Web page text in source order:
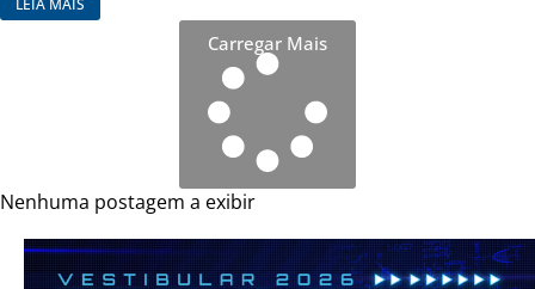
no assunto o nome da vaga desejada e no corpo do e-mail os
dados: nome completo, CPF, RG e currículo ou ir presencialmente
com documentos e Carteira de Trabalho (física ou aplicativo
Carteira de Trabalho Digital). O Desenvolve Santa Bárbara está
localizado no Villa Multimall, na Rua do Ósmio, 975, paralela com
a Avenida Santa Bárbara. O atendimento do setor é de segunda a
sexta-feira, das 9 às 16 horas. Mais informações pelo telefone (19)
3499.1015. Confira as vagas disponíveis: Vagas para alfabetizado
Açougueiro, Açougueiro(a), Ajudante de Caminhão, Ajudante de
Cozinha, Ajudante de Marcenaria, Ajudante de Produção,
Ajudante de Serviços Gerais, Ajudante Geral, Ajudante Geral
Carregar Mais
Nenhuma postagem a exibir